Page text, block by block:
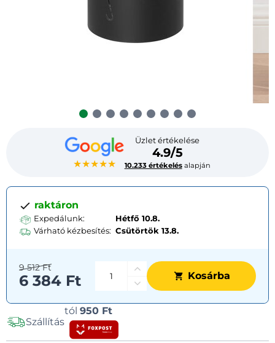
★★★★★
Üzlet értékelése
4.9/5
10.233 értékelésalapján
raktáron
Expedálunk:
Hétfő 10.8.
Várható kézbesítés: Csütörtök 13.8.
6 384 Ft
9 512 Ft
Kosárba
Szállítás
tól 950 Ft